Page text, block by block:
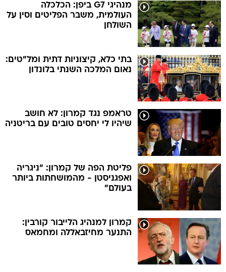
מנהיגי G7 ביפן: הכלכלה
העולמית, משבר הפליטים וסין על
השולחן
בתי כלא, קיצוניות דתית ומל"טים:
נאום המלכה השנתי בלונדון
טראמפ נגד קמרון: לא חושב
שיהיו לי יחסים טובים עם בריטניה
פליטת הפה של קמרון: "ניגריה
ואפגניסטן - מהמושחתות ביותר
בעולם"
קמרון למנהיג הלייבור קורבין:
התנער מחיזבאללה ומחמאס